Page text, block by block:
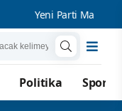
Yeni Parti Manisa
Politika Spor